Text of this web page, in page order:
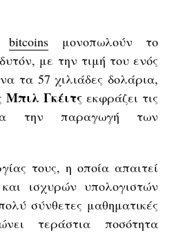
bitcoins μονοπωλούν το
με την τιμή του ενός
τα 57 χιλιάδες δολάρια,
Μπιλ Γκέιτς εκφράζει τις
την παραγωγή των
τους, η οποία απαιτεί
ισχυρών υπολογιστών
σύνθετες μαθηματικές
τεράστια ποσότητα